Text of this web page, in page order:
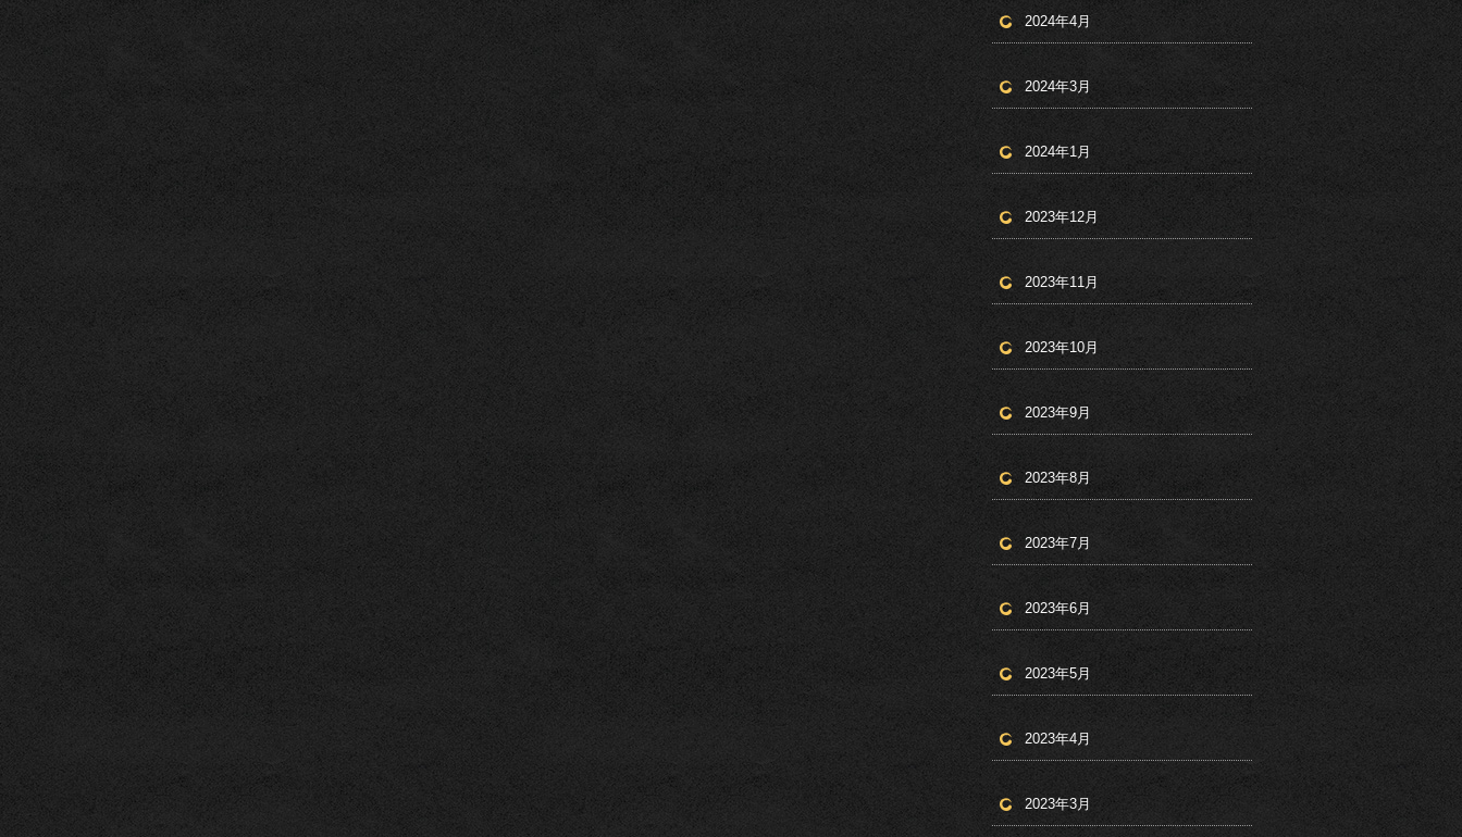
2024年4月
2024年3月
2024年1月
2023年12月
2023年11月
2023年10月
2023年9月
2023年8月
2023年7月
2023年6月
2023年5月
2023年4月
2023年3月